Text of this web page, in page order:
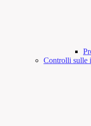
Controlli sulle